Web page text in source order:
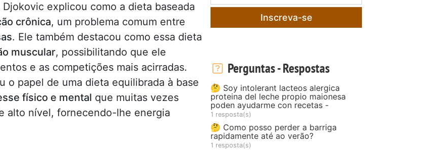
Djokovic explicou como a dieta baseada
crônica, um problema comum entre
. Ele também destacou como essa dieta
muscular, possibilitando que ele
e as competições mais acirradas.
o papel de uma dieta equilibrada à base
físico e mental que muitas vezes
alto nível, fornecendo-lhe energia
Inscreva-se
Perguntas - Respostas
🤔 Soy intolerant lacteos alergica
proteina del leche propio maionesa
poden ayudarme con recetas -
1 resposta(s)
🤔 Como posso perder a barriga
rapidamente até ao verão?
1 resposta(s)